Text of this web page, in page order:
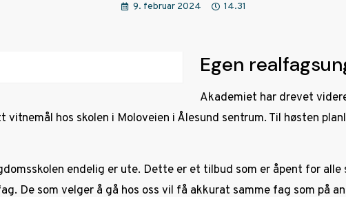
9. februar 2024 14.31
Egen
Akademiet har drevet
hos skolen i Moloveien i Ålesund sentrum. Til høsten
endelig er ute. Dette er et tilbud som er åpent for alle
De som velger å gå hos oss vil få akkurat samme fag som på